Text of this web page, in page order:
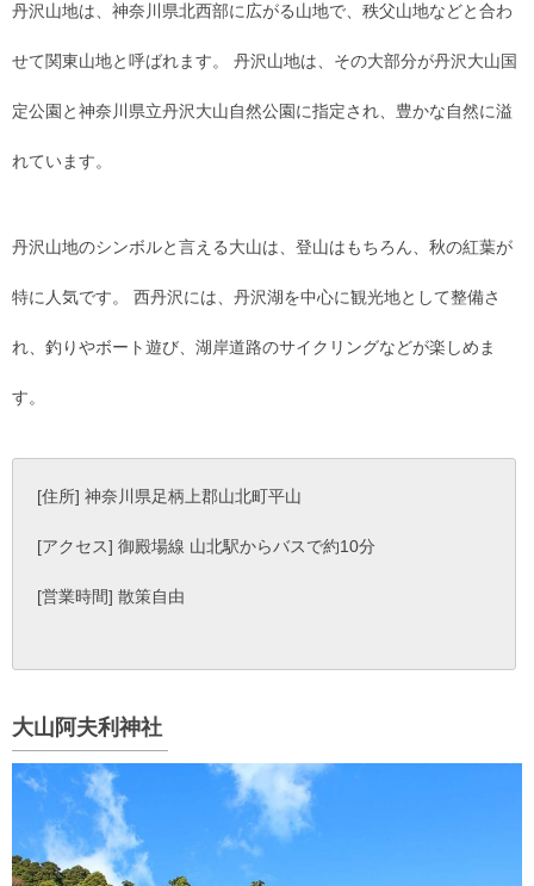
丹沢山地は、神奈川県北西部に広がる山地で、秩父山地などと合わ
せて関東山地と呼ばれます。 丹沢山地は、その大部分が丹沢大山国
定公園と神奈川県立丹沢大山自然公園に指定され、豊かな自然に溢
れています。
丹沢山地のシンボルと言える大山は、登山はもちろん、秋の紅葉が
特に人気です。 西丹沢には、丹沢湖を中心に観光地として整備さ
れ、釣りやボート遊び、湖岸道路のサイクリングなどが楽しめま
す。
[住所] 神奈川県足柄上郡山北町平山
[アクセス] 御殿場線 山北駅からバスで約10分
[営業時間] 散策自由
大山阿夫利神社